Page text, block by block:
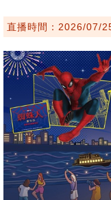
直播時間：2026/07/